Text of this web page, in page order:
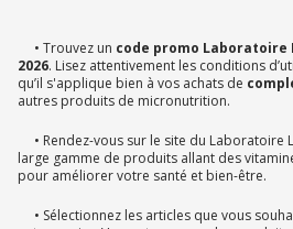
• Trouvez un code promo Laboratoire
2026. Lisez attentivement les conditions
qu’il s'applique bien à vos achats de
autres produits de micronutrition.
• Rendez-vous sur le site du Laboratoire
large gamme de produits allant des
pour améliorer votre santé et bien-être.
• Sélectionnez les articles que vous